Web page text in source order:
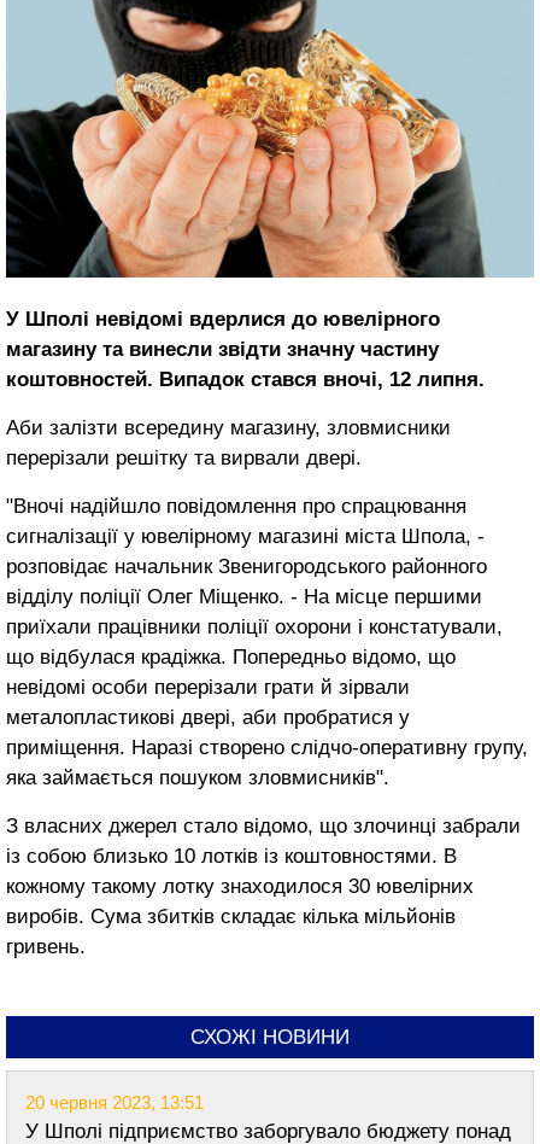
У Шполі невідомі вдерлися до ювелірного
магазину та винесли звідти значну частину
коштовностей. Випадок стався вночі, 12 липня.
Аби залізти всередину магазину, зловмисники
перерізали решітку та вирвали двері.
"Вночі надійшло повідомлення про спрацювання
сигналізації у ювелірному магазині міста Шпола, -
розповідає начальник Звенигородського районного
відділу поліції Олег Міщенко. - На місце першими
приїхали працівники поліції охорони і констатували,
що відбулася крадіжка. Попередньо відомо, що
невідомі особи перерізали грати й зірвали
металопластикові двері, аби пробратися у
приміщення. Наразі створено слідчо-оперативну групу,
яка займається пошуком зловмисників".
З власних джерел стало відомо, що злочинці забрали
із собою близько 10 лотків із коштовностями. В
кожному такому лотку знаходилося 30 ювелірних
виробів. Сума збитків складає кілька мільйонів
гривень.
СХОЖІ НОВИНИ
20 червня 2023, 13:51
У Шполі підприємство заборгувало бюджету понад